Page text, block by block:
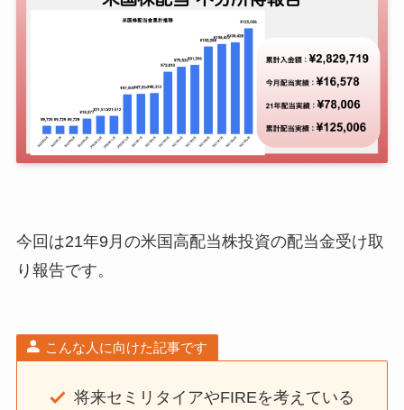
今回は21年9月の米国高配当株投資の配当金受け取
り報告です。
こんな人に向けた記事です
将来セミリタイアやFIREを考えている